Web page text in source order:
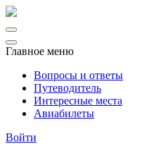
Главное меню
Вопросы и ответы
Путеводитель
Интересные места
Авиабилеты
Войти